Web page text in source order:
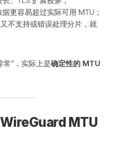
更容易超过实际可用 MTU；
不支持或错误处理分片，就
常”，实际上是确定性的 MTU
MTU